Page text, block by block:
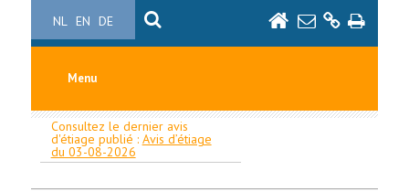
NL EN DE
Menu
Consultez le dernier avis
d'étiage publié : Avis d’étiage
du 03-08-2026